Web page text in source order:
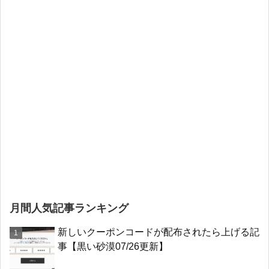
月間人気記事ランキング
新しいクーポンコードが配布されたら上げる記
事【黒い砂漠07/26更新】